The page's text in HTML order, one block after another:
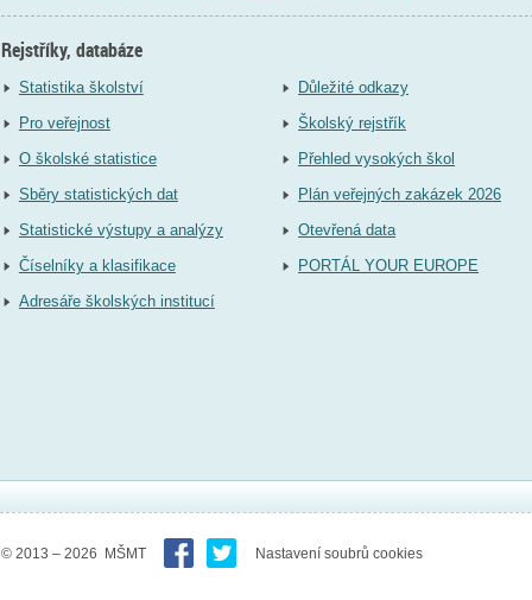
Rejstříky, databáze
Statistika školství
Pro veřejnost
O školské statistice
Sběry statistických dat
Statistické výstupy a analýzy
Číselníky a klasifikace
Adresáře školských institucí
Důležité odkazy
Školský rejstřík
Přehled vysokých škol
Plán veřejných zakázek 2026
Otevřená data
PORTÁL YOUR EUROPE
© 2013 – 2026 MŠMT Nastavení soubrů cookies